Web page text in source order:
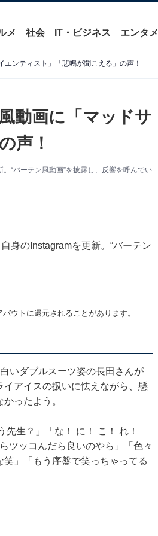
メ 社会 IT・ビジネス エンタメ
エンティスト」「悲鳴が聞こえる」の声！
動画に「マッドサ
声！
“バーテン風動画”を披露し、反響を呼んでい
身のInstagramを更新。“バーテン
ウトに還元されることがあります。
いダブルスーツ姿の長田さんが
アイスの扱いに怯えながら、懸
ったよう。
生？」「な！ に！ こ！ れ！
ツッコんだら良いのやら」「色々
」「もう序盤で笑っちゃってる